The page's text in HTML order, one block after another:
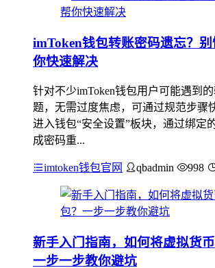
imToken钱包转账密码遗忘？
你快速解决
针对不少imToken钱包用户可能遇到
题，无需过度焦虑，可通过规范步骤
进入钱包“安全设置”板块，通过绑定
成密码重...
imtoken钱包官网 qbadmin 998
新手入门指南，如何将虚拟货
一步一步教你避坑